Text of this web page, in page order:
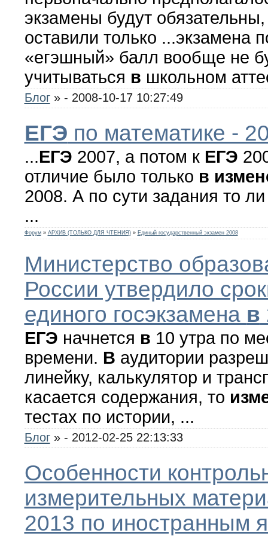
экзамены будут
оставили только ...экзамена
«егэшный» балл вообще не
учитываться в школьном
Блог » - 2008-10-17 10:27:49
ЕГЭ по математике -
...ЕГЭ 2007, а потом к ЕГЭ
отличие было только в
2008. А по сути задания то
...
Форум » АРХИВ (ТОЛЬКО ДЛЯ ЧТЕНИЯ) » Единый государственный экзамен 2008
Министерство
России утвердило
единого госэкзамена в
ЕГЭ начнется в 10 утра по
времени. В аудитории
линейку, калькулятор и
касается содержания, то
тестах по истории, ...
Блог » - 2012-02-25 22:13:33
Особенности
измерительных
2013 по иностранным